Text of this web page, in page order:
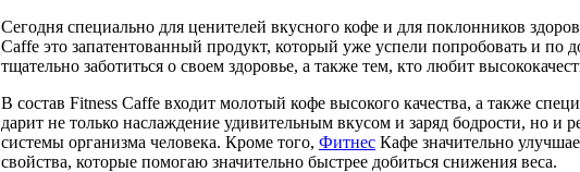
Сегодня специально для ценителей вкусного кофе и для поклонников
Caffe это запатентованный продукт, который уже успели попробовать и по
тщательно заботиться о своем здоровье, а также тем, кто любит
В состав Fitness Caffe входит молотый кофе высокого качества, а также
дарит не только наслаждение удивительным вкусом и заряд бодрости, но
системы организма человека. Кроме того, Фитнес Кафе значительно
свойства, которые помогаю значительно быстрее добиться снижения веса.